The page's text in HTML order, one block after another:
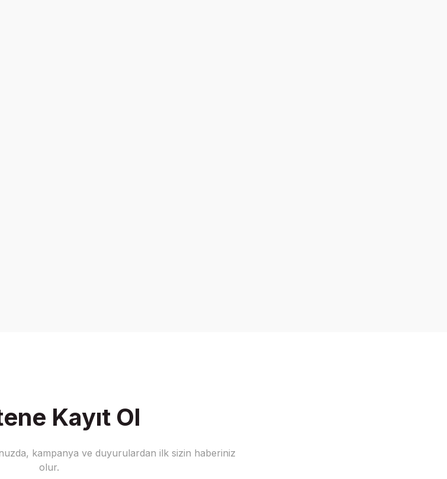
Kayıt Ol
kampanya ve duyurulardan ilk sizin haberiniz
olur.